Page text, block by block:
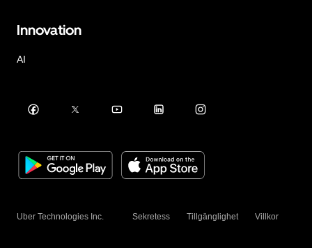
Innovation
AI
Uber Technologies Inc. Sekretess Tillgänglighet Villkor